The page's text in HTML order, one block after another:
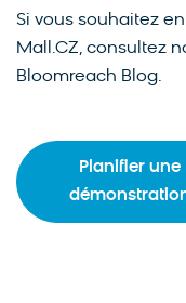
Si vous souhaitez
Mall.CZ, consultez
Bloomreach Blog.
Planifier une